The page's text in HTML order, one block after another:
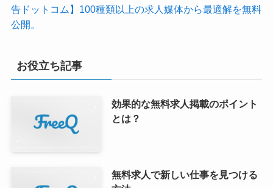
告ドットコム】100種類以上の求人媒体から最適解を無料
公開。
お役立ち記事
効果的な無料求人掲載のポイント
とは？
無料求人で新しい仕事を見つける